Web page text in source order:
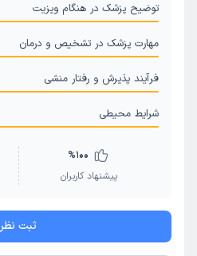
توضیح پزشک در هنگام ویزیت
مهارت پزشک در تشخیص و درمان
فرآیند پذیرش و رفتار منشی
شرایط محیطی
%100
پیشنهاد کاربران
ثبت نظر